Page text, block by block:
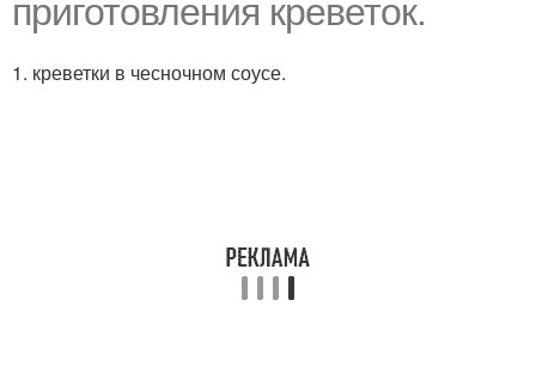
приготовления креветок.
1. креветки в чесночном соусе.